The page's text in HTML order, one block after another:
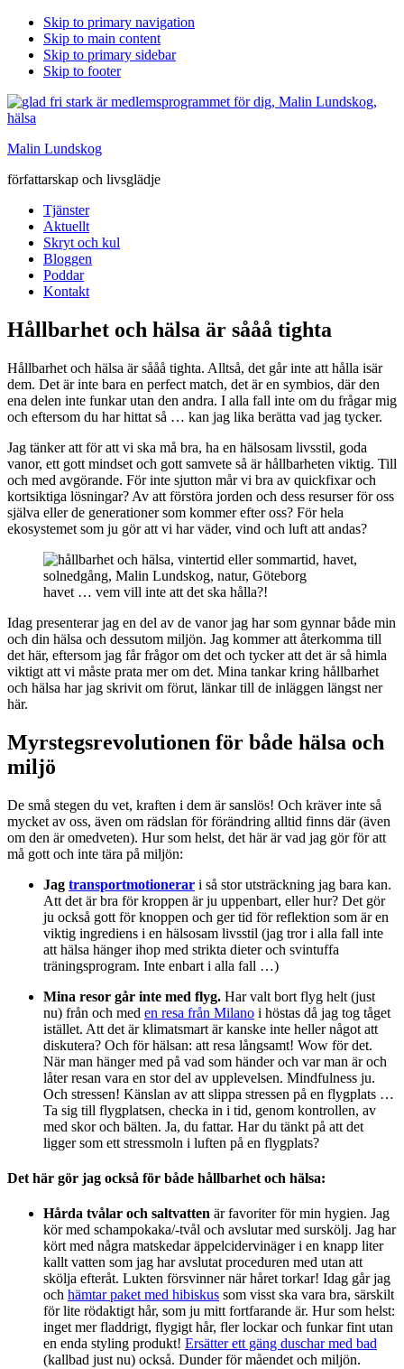
Skip to primary navigation
Skip to main content
Skip to primary sidebar
Skip to footer
Malin Lundskog
författarskap och livsglädje
Tjänster
Aktuellt
Skryt och kul
Bloggen
Poddar
Kontakt
Hållbarhet och hälsa är sååå tighta
Hållbarhet och hälsa är sååå tighta. Alltså, det går inte att hålla isär
dem. Det är inte bara en perfect match, det är en symbios, där den
ena delen inte funkar utan den andra. I alla fall inte om du frågar mig
och eftersom du har hittat så … kan jag lika berätta vad jag tycker.
Jag tänker att för att vi ska må bra, ha en hälsosam livsstil, goda
vanor, ett gott mindset och gott samvete så är hållbarheten viktig. Till
och med avgörande. För inte sjutton mår vi bra av quickfixar och
kortsiktiga lösningar? Av att förstöra jorden och dess resurser för oss
själva eller de generationer som kommer efter oss? För hela
ekosystemet som ju gör att vi har väder, vind och luft att andas?
havet … vem vill inte att det ska hålla?!
Idag presenterar jag en del av de vanor jag har som gynnar både min
och din hälsa och dessutom miljön. Jag kommer att återkomma till
det här, eftersom jag får frågor om det och tycker att det är så himla
viktigt att vi måste prata mer om det. Mina tankar kring hållbarhet
och hälsa har jag skrivit om förut, länkar till de inläggen längst ner
här.
Myrstegsrevolutionen för både hälsa och
miljö
De små stegen du vet, kraften i dem är sanslös! Och kräver inte så
mycket av oss, även om rädslan för förändring alltid finns där (även
om den är omedveten). Hur som helst, det här är vad jag gör för att
må gott och inte tära på miljön:
Jag transportmotionerar i så stor utsträckning jag bara kan.
Att det är bra för kroppen är ju uppenbart, eller hur? Det gör
ju också gott för knoppen och ger tid för reflektion som är en
viktig ingrediens i en hälsosam livsstil (jag tror i alla fall inte
att hälsa hänger ihop med strikta dieter och svintuffa
träningsprogram. Inte enbart i alla fall …)
Mina resor går inte med flyg. Har valt bort flyg helt (just
nu) från och med en resa från Milano i höstas då jag tog tåget
istället. Att det är klimatsmart är kanske inte heller något att
diskutera? Och för hälsan: att resa långsamt! Wow för det.
När man hänger med på vad som händer och var man är och
låter resan vara en stor del av upplevelsen. Mindfulness ju.
Och stressen! Känslan av att slippa stressen på en flygplats …
Ta sig till flygplatsen, checka in i tid, genom kontrollen, av
med skor och bälten. Ja, du fattar. Har du tänkt på att det
ligger som ett stressmoln i luften på en flygplats?
Det här gör jag också för både hållbarhet och hälsa:
Hårda tvålar och saltvatten är favoriter för min hygien. Jag
kör med schampokaka/-tvål och avslutar med surskölj. Jag har
kört med några matskedar äppelcidervinäger i en knapp liter
kallt vatten som jag har avslutat proceduren med utan att
skölja efteråt. Lukten försvinner när håret torkar! Idag går jag
och hämtar paket med hibiskus som visst ska vara bra, särskilt
för lite rödaktigt hår, som ju mitt fortfarande är. Hur som helst:
inget mer fladdrigt, flygigt hår, fler lockar och funkar fint utan
en enda styling produkt! Ersätter ett gäng duschar med bad
(kallbad just nu) också. Dunder för måendet och miljön.